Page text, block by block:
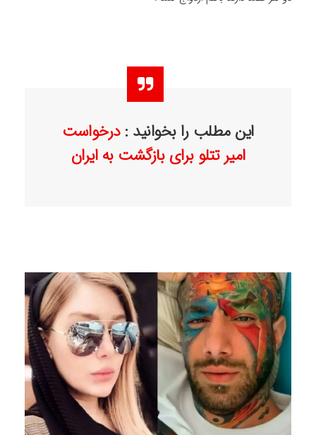
این مطلب را بخوانید :درخواست
امیر تتلو برای بازگشت به ایران